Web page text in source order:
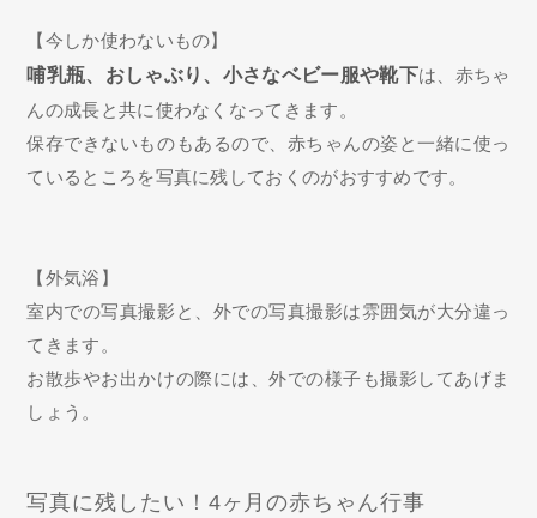
【今しか使わないもの】
哺乳瓶、おしゃぶり、小さなベビー服や靴下は、赤ちゃ
んの成長と共に使わなくなってきます。
保存できないものもあるので、赤ちゃんの姿と一緒に使っ
ているところを写真に残しておくのがおすすめです。
【外気浴】
室内での写真撮影と、外での写真撮影は雰囲気が大分違っ
てきます。
お散歩やお出かけの際には、外での様子も撮影してあげま
しょう。
写真に残したい！4ヶ月の赤ちゃん行事